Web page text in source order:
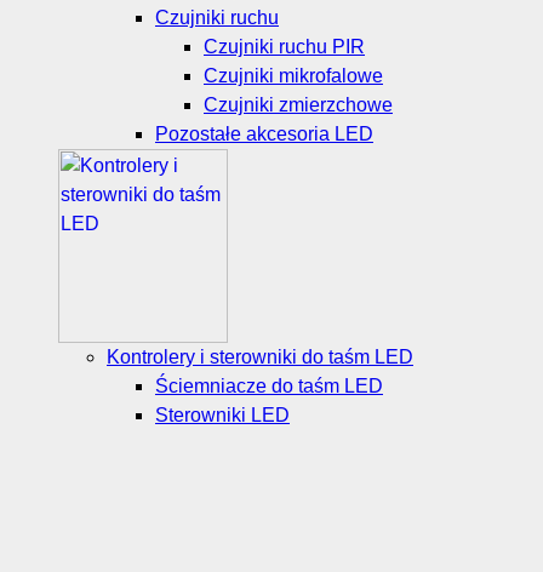
Czujniki ruchu
Czujniki ruchu PIR
Czujniki mikrofalowe
Czujniki zmierzchowe
Pozostałe akcesoria LED
Kontrolery i sterowniki do taśm LED
Ściemniacze do taśm LED
Sterowniki LED